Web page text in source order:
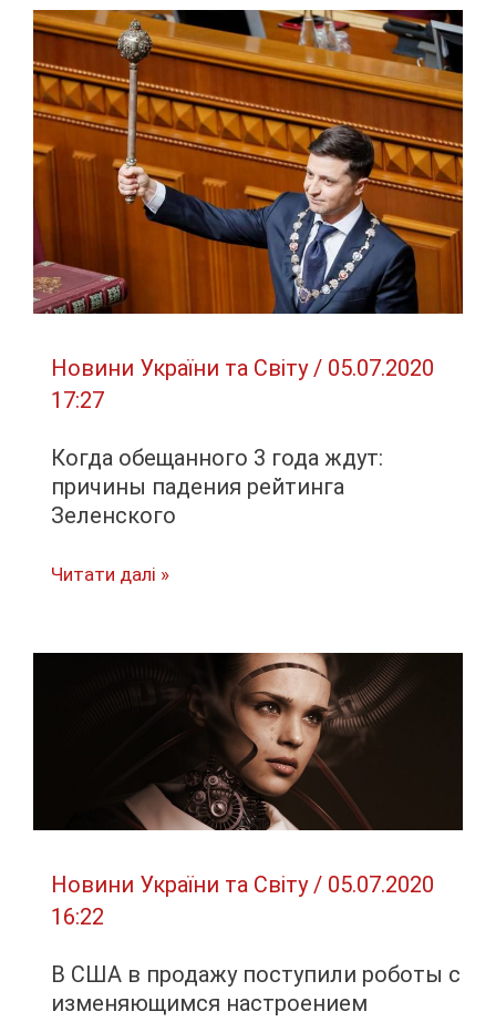
в
пандемии
коронавируса
Новини України та Світу/ 05.07.2020
17:27
Когда обещанного 3 года ждут:
причины падения рейтинга
Зеленского
Когда
Зеленского
Читати далі »
Новини України та Світу/ 05.07.2020
16:22
В США в продажу поступили роботы с
изменяющимся настроением